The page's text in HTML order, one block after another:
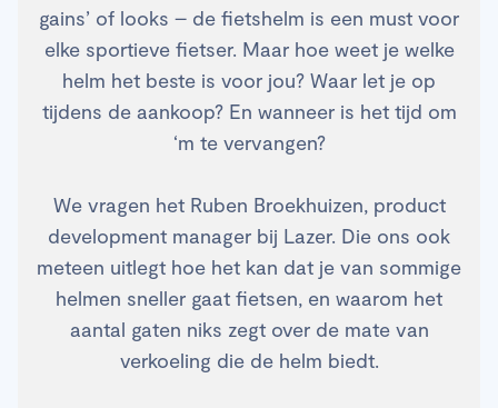
gains’ of looks – de fietshelm is een must voor
elke sportieve fietser. Maar hoe weet je welke
helm het beste is voor jou? Waar let je op
tijdens de aankoop? En wanneer is het tijd om
‘m te vervangen?
We vragen het Ruben Broekhuizen, product
development manager bij Lazer. Die ons ook
meteen uitlegt hoe het kan dat je van sommige
helmen sneller gaat fietsen, en waarom het
aantal gaten niks zegt over de mate van
verkoeling die de helm biedt.